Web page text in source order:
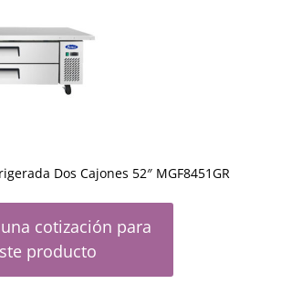
Dos Cajones 52″ MGF8451GR
cotización para
producto